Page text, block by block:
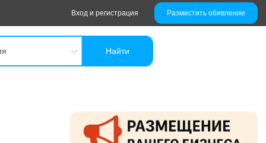
Вход и регистрация Разместить обявление
Найти